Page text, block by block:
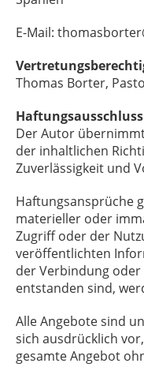
E-Mail:
Thomas Borter,
Haftungsausschluss
Der Autor
der inhaltlichen
Zuverlässigkeit und
Haftungsansprüche
materieller oder
Zugriff oder der
veröffentlichten
der Verbindung
entstanden sind,
Alle Angebote sind
sich ausdrücklich
gesamte Angebot